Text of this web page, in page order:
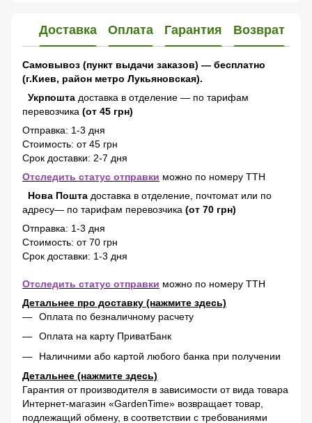
Доставка Оплата Гарантия Возврат
Самовывоз (пункт выдачи заказов) — бесплатно
(г.Киев, район метро Лукьяновская).
Укрпошта доставка в отделение — по тарифам
перевозчика (от 45 грн)
Отправка: 1-3 дня
Стоимость: от 45 грн
Срок доставки: 2-7 дня
Отследить статус отправки можно по номеру ТТН
Нова Пошта доставка в отделение, почтомат или по
адресу— по тарифам перевозчика (от 70 грн)
Отправка: 1-3 дня
Стоимость: от 70 грн
Срок доставки: 1-3 дня
Отследить статус отправки можно по номеру ТТН
Детальнее про доставку (нажмите здесь)
Оплата по безналичному расчету
Оплата на карту ПриватБанк
Наличними або картой любого банка при получении
Детальнее (нажмите здесь)
Гарантия от производителя в зависимости от вида товара
Интернет-магазин «GardenTime» возвращает товар,
подлежащий обмену, в соответствии с требованиями